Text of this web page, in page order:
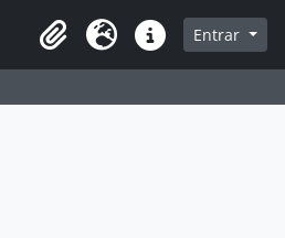
Idioma Ligações rápidas
Entrar